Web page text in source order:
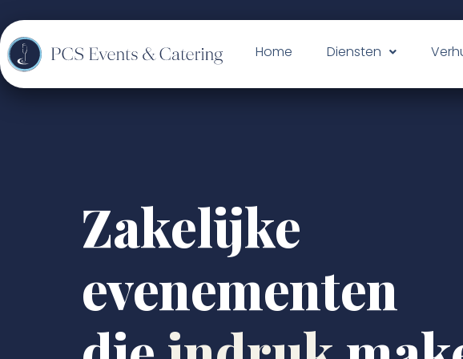
Home Diensten
Zakelijke
evenementen